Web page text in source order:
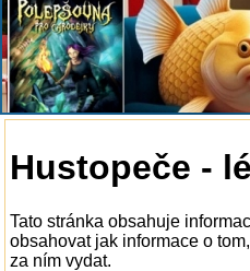
Hustopeče -
Tato stránka obsahuje
obsahovat jak informace o
za ním vydat.